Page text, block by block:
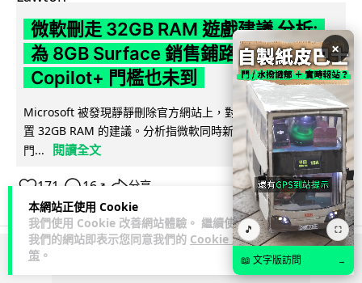
本網站正使用 Cookie
我們使用 Cookie 改善網站體驗。 繼續使用
我們的網站即表示您同意我們的 Cookie 政
策 。
微軟刪走 32GB RAM 遊戲建議 分析:
為 8GB Surface 銷售鋪路 連自家
Copilot+ 門檻也未到
Microsoft 被發現靜靜刪除官方網站上，對遊戲玩家要為電腦配
置 32GB RAM 的建議。分析指微軟同時新推出的 8GB RAM 入
門...
閱讀全文
171 16 ↗ 分享
×
🎵 ⛶
📖 文字版訪問 →